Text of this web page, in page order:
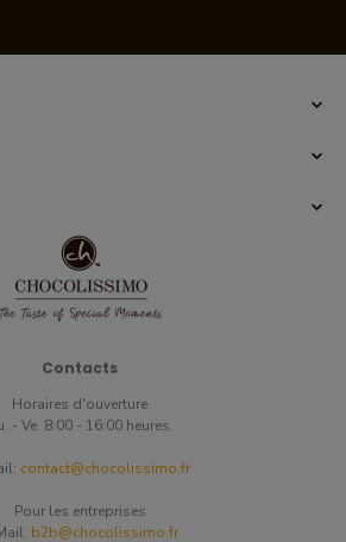
Contacts
Horaires d'ouverture
- Ve. 8:00 - 16:00 heures
contact@chocolissimo.fr
Pour les entreprises
b2b@chocolissimo.fr